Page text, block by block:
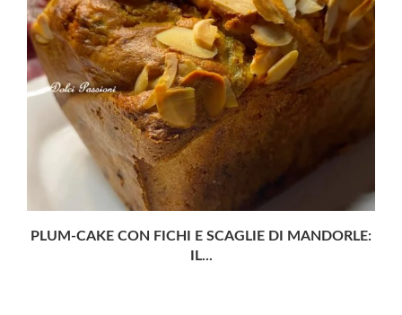
PLUM-CAKE CON FICHI E SCAGLIE DI MANDORLE:
IL...